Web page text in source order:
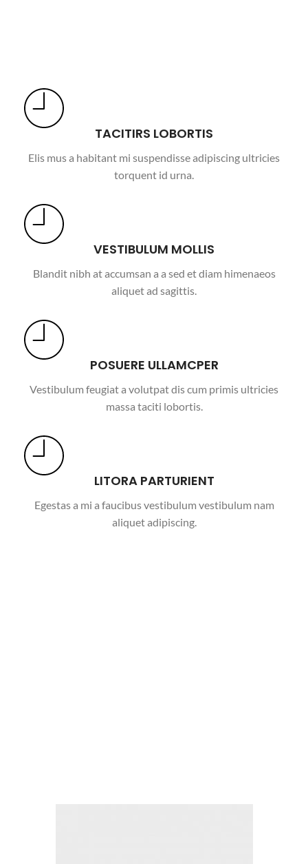
TACITIRS LOBORTIS
Elis mus a habitant mi suspendisse adipiscing ultricies
torquent id urna.
VESTIBULUM MOLLIS
Blandit nibh at accumsan a a sed et diam himenaeos
aliquet ad sagittis.
POSUERE ULLAMCPER
Vestibulum feugiat a volutpat dis cum primis ultricies
massa taciti lobortis.
LITORA PARTURIENT
Egestas a mi a faucibus vestibulum vestibulum nam
aliquet adipiscing.